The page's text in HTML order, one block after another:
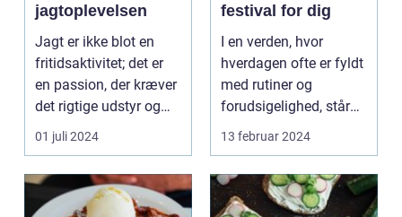
jagtoplevelsen
Jagt er ikke blot en
fritidsaktivitet; det er
en passion, der kræver
det rigtige udstyr og
for...
01 juli 2024
festival for dig
I en verden, hvor
hverdagen ofte er fyldt
med rutiner og
forudsigelighed, står
festivaler som farver...
13 februar 2024